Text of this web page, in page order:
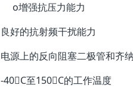
o增强抗压力能力
良好的抗射频干扰能力
电源上的反向阻塞二极管和齐
-40C至150C的工作温度